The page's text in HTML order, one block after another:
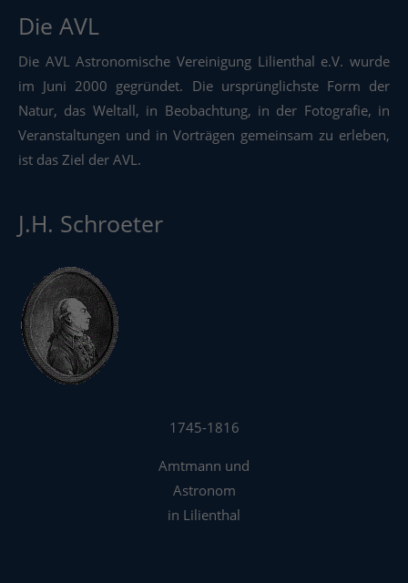
Die AVL
Die AVL Astronomische Vereinigung Lilienthal e.V. wurde
im Juni 2000 gegründet. Die ursprünglichste Form der
Natur, das Weltall, in Beobachtung, in der Fotografie, in
Veranstaltungen und in Vorträgen gemeinsam zu erleben,
ist das Ziel der AVL.
J.H. Schroeter
1745-1816
Amtmann und
Astronom
in Lilienthal